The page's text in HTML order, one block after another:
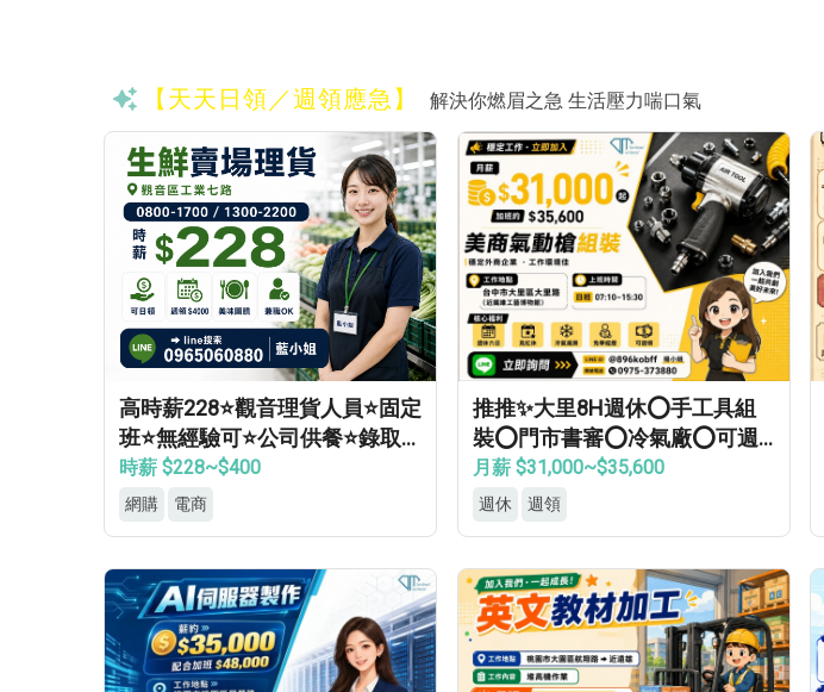
【天天日領／週領應急】 解決你燃眉之急 生活壓力喘口氣
高時薪228⭐觀音理貨人員⭐固定
班⭐無經驗可⭐公司供餐⭐錄取
率高
時薪 $228~$400
網購 電商
推推✨大里8H週休⭕手工具組
裝⭕門市書審⭕冷氣廠⭕可週
領⭕見紅休✅
月薪 $31,000~$35,600
週休 週領